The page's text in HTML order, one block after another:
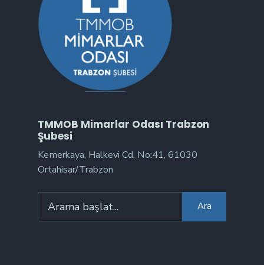
TMMOB Mimarlar Odası Trabzon
Şubesi
Kemerkaya, Halkevi Cd. No:41, 61030
Ortahisar/Trabzon
Ara